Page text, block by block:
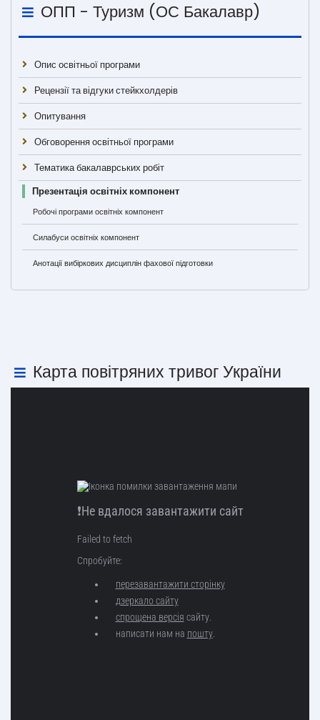
ОПП - Туризм (ОС Бакалавр)
Опис освітньої програми
Рецензії та відгуки стейкхолдерів
Опитування
Обговорення освітньої програми
Тематика бакалаврських робіт
Презентація освітніх компонент
Робочі програми освітніх компонент
Силабуси освітніх компонент
Анотації вибіркових дисциплін фахової підготовки
Карта повітряних тривог України